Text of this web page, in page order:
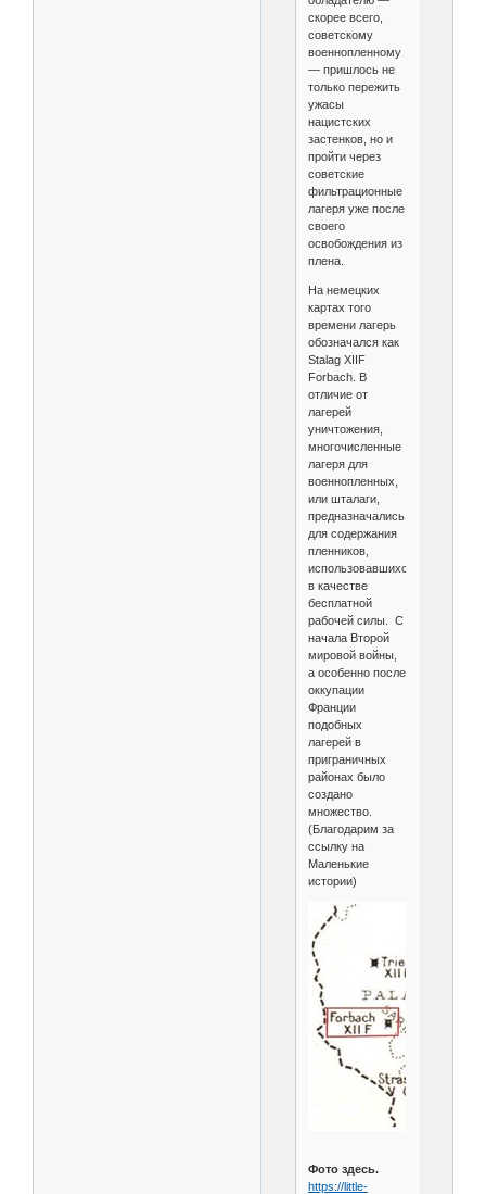
скорее всего,
советскому
военнопленному
— пришлось не
только пережить
ужасы
нацистских
застенков, но и
пройти через
советские
фильтрационные
лагеря уже после
своего
освобождения из
плена.
На немецких
картах того
времени лагерь
обозначался как
Stalag XIIF
Forbach. В
отличие от
лагерей
уничтожения,
многочисленные
лагеря для
военнопленных,
или шталаги,
предназначались
для содержания
пленников,
использовавшихся
в качестве
бесплатной
рабочей силы. С
начала Второй
мировой войны,
а особенно после
оккупации
Франции
подобных
лагерей в
приграничных
районах было
создано
множество.
(Благодарим за
ссылку на
Маленькие
истории)
Фото здесь.
https://little-